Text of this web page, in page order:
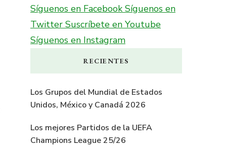
Síguenos en FacebookSíguenos en
Twitter Suscríbete en Youtube
Síguenos en Instagram
RECIENTES
Los Grupos del Mundial de Estados
Unidos, México y Canadá 2026
Los mejores Partidos de la UEFA
Champions League 25/26